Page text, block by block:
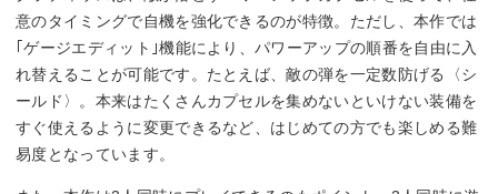
意のタイミングで自機を強化できるのが特徴。ただし、本作では
｢ゲージエディット｣機能により、パワーアップの順番を自由に入
れ替えることが可能です。たとえば、敵の弾を一定数防げる〈シ
ールド〉。本来はたくさんカプセルを集めないといけない装備を
すぐ使えるように変更できるなど、はじめての方でも楽しめる難
易度となっています。